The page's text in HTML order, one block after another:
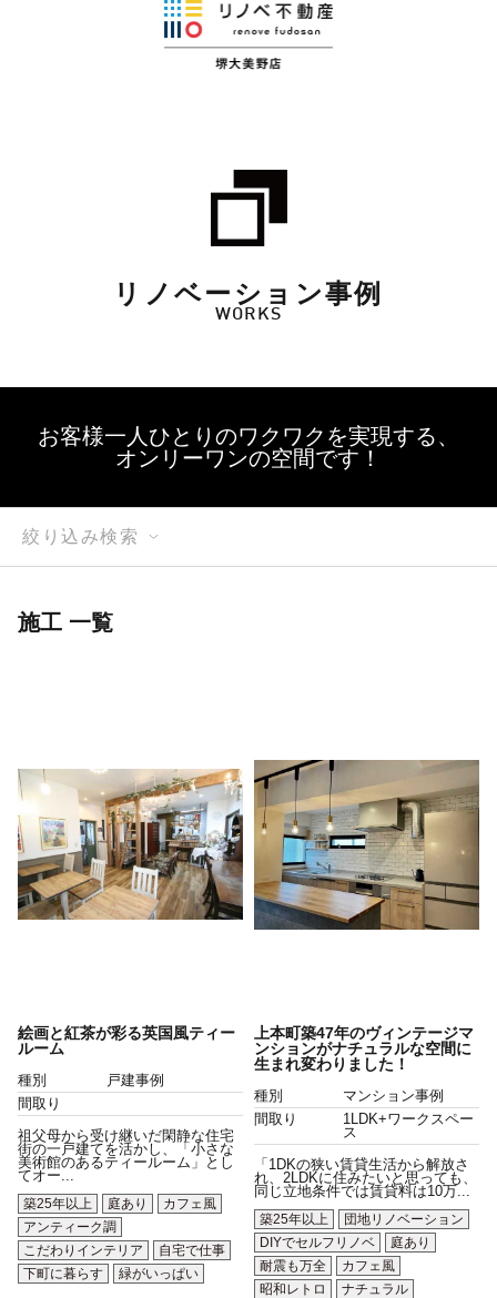
リノベーション事例
WORKS
お客様一人ひとりのワクワクを実現する、
オンリーワンの空間です！
絞り込み検索
施工 一覧
絵画と紅茶が彩る英国風ティー
ルーム
種別
戸建事例
間取り
祖父母から受け継いだ閑静な住宅
街の一戸建てを活かし、「小さな
美術館のあるティールーム」とし
てオー...
築25年以上
庭あり
カフェ風
アンティーク調
こだわりインテリア
自宅で仕事
下町に暮らす
緑がいっぱい
上本町築47年のヴィンテージマ
ンションがナチュラルな空間に
生まれ変わりました！
種別
マンション事例
間取り
1LDK+ワークスペー
ス
「1DKの狭い賃貸生活から解放さ
れ、2LDKに住みたいと思っても、
同じ立地条件では賃貸料は10万...
築25年以上
団地リノベーション
DIYでセルフリノベ
庭あり
耐震も万全
カフェ風
昭和レトロ
ナチュラル